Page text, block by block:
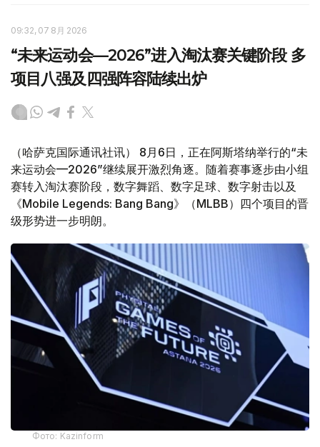
09:32, 07 8月 2026
“未来运动会—2026”进入淘汰赛关键阶段 多
项目八强及四强阵容陆续出炉
（哈萨克国际通讯社讯） 8月6日，正在阿斯塔纳举行的“未
来运动会—2026”继续展开激烈角逐。随着赛事逐步由小组
赛转入淘汰赛阶段，数字舞蹈、数字足球、数字射击以及
《Mobile Legends: Bang Bang》（MLBB）四个项目的晋
级形势进一步明朗。
Фото: Kazinform